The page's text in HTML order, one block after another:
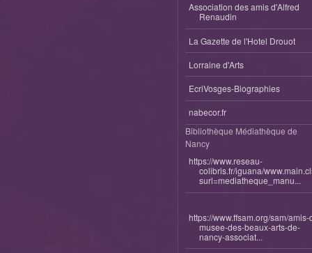
Association des amis d'Alfred
Renaudin
La Gazette de l'Hotel Drouot
Lorraine d'Arts
EcriVosges-Biographies
nabecor.fr
Bibliothèque Médiathèque de
Nancy
https://www.reseau-
colibris.fr/iguana/
surl=mediatheque_manu...
https://www.ffsam.org/sam/amis-
musee-des-beaux-arts-de-
nancy-associat...